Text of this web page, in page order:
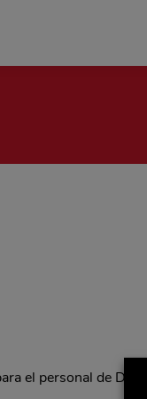
el personal de